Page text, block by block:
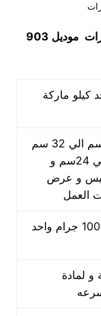
موديل 903
واحد كيلو ماركة
طول الكيس من 10 سم الي 32 سم
وعرض من 10 سم الي 24سم و
و عرض
العمل
من 100 جرام حتي 1000 جرام واحد
و لمادة